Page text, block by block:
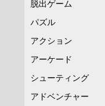
脱出ゲーム
パズル
アクション
アーケード
シューティング
アドベンチャー